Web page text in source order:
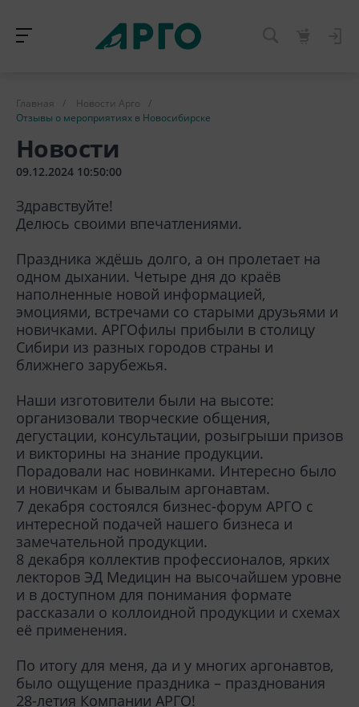
Главная / Новости Арго
/
Отзывы о мероприятиях в Новосибирске
Новости
09.12.2024 10:50:00
Здравствуйте!
Делюсь своими впечатлениями.
Праздника ждёшь долго, а он пролетает на
одном дыхании. Четыре дня до краёв
наполненные новой информацией,
эмоциями, встречами со старыми друзьями и
новичками. АРГОфилы прибыли в столицу
Сибири из разных городов страны и
ближнего зарубежья.
Наши изготовители были на высоте:
организовали творческие общения,
дегустации, консультации, розыгрыши призов
и викторины на знание продукции.
Порадовали нас новинками. Интересно было
и новичкам и бывалым аргонавтам.
7 декабря состоялся бизнес-форум АРГО с
интересной подачей нашего бизнеса и
замечательной продукции.
8 декабря коллектив профессионалов, ярких
лекторов ЭД Медицин на высочайшем уровне
и в доступном для понимания формате
рассказали о коллоидной продукции и схемах
её применения.
По итогу для меня, да и у многих аргонавтов,
было ощущение праздника – празднования
28-летия Компании АРГО!